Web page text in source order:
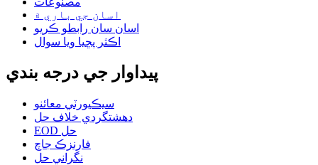
اسان جي باري ۾
اسان سان رابطو ڪريو
اڪثر پڇيا ويا سوال
پيداوار جي درجه بندي
سيڪيورٽي معائنو
دهشتگردي خلاف حل
EOD حل
فارنزڪ جاچ
نگراني حل